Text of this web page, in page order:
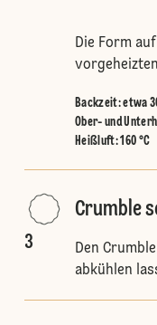
Die Form
Backzeit: etwa
Ober- und
Heißluft:160 °C
3
Crumble
Den
abkühlen